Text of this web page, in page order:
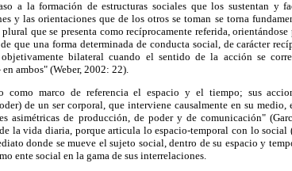
a la formación de estructuras sociales que los sustentan y
y las orientaciones que de los otros se toman se torna
que se presenta como recíprocamente referida, orientándose
que una forma determinada de conducta social, de carácter
bilateral cuando el sentido de la acción se
ambos" (Weber, 2002: 22).
como marco de referencia el espacio y el tiempo; sus
de un ser corporal, que interviene causalmente en su medio,
asimétricas de producción, de poder y de comunicación"
la vida diaria, porque articula lo espacio-temporal con lo social
donde se mueve el sujeto social, dentro de su espacio y
ente social en la gama de sus interrelaciones.